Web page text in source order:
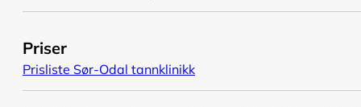
Priser
Prisliste Sør-Odal tannklinikk